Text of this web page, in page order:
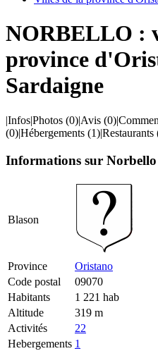
NORBELLO :
province
Sardaigne
|Infos|Photos (0)|Avis (0)|
(0)|Hébergements (1)|Restaurants
Informations sur Norbello
Blason
Province
Oristano
Code postal
09070
Habitants
1 221 hab
Altitude
319 m
Activités
22
Hebergements 1